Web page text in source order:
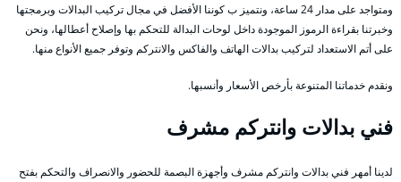
ومتواجد على مدار 24 ساعة، ونتميز ب كوننا الأفضل في مجال تركيب البدالات وبرمجتها
وخبرتنا بقراءة الرموز الموجودة داخل لوحات البدالة للتحكم بها وإصلاح أعطالها، ونحن
على أتم الاستعداد لتركيب بدالات الهاتف والفاكس والانتركم وتوفر جميع الأنواع منها.
ونقدم خدماتنا المتنوعة بأرخص الأسعار وأنسبها.
فني بدالات وانتركم مشرف
لدينا أمهر فني بدالات وانتركم مشرف وأجهزة البصمة للحضور والانصراف والتحكم بفتح